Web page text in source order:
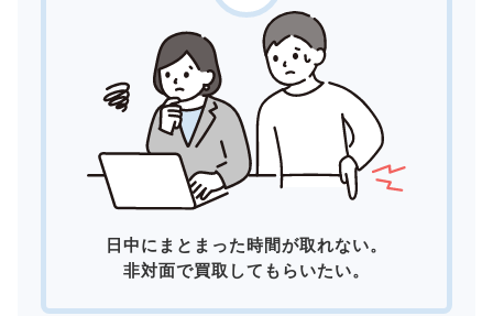
日中にまとまった時間が取れない。
非対面で買取してもらいたい。